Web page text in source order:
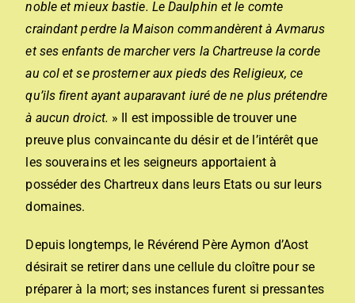
noble et mieux bastie. Le Daulphin et le comte
craindant perdre la Maison commandèrent à Avmarus
et ses enfants de marcher vers la Chartreuse la corde
au col et se prosterner aux pieds des Religieux, ce
qu’ils firent ayant auparavant iuré de ne plus prétendre
à aucun droict. » Il est impossible de trouver une
preuve plus convaincante du désir et de l’intérêt que
les souverains et les seigneurs apportaient à
posséder des Chartreux dans leurs Etats ou sur leurs
domaines.
Depuis longtemps, le Révérend Père Aymon d’Aost
désirait se retirer dans une cellule du cloître pour se
préparer à la mort; ses instances furent si pressantes